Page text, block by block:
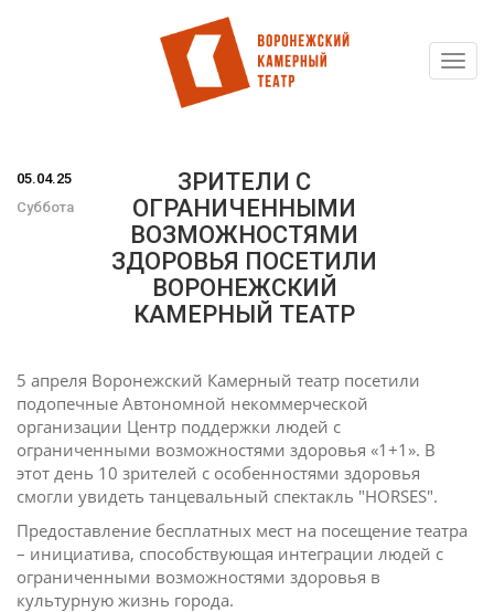
05.04.25
Суббота
ЗРИТЕЛИ С
ОГРАНИЧЕННЫМИ
ВОЗМОЖНОСТЯМИ
ЗДОРОВЬЯ ПОСЕТИЛИ
ВОРОНЕЖСКИЙ
КАМЕРНЫЙ ТЕАТР
5 апреля Воронежский Камерный театр посетили
подопечные Автономной некоммерческой
организации Центр поддержки людей с
ограниченными возможностями здоровья «1+1». В
этот день 10 зрителей с особенностями здоровья
смогли увидеть танцевальный спектакль "HORSES".
Предоставление бесплатных мест на посещение театра
– инициатива, способствующая интеграции людей с
ограниченными возможностями здоровья в
культурную жизнь города.